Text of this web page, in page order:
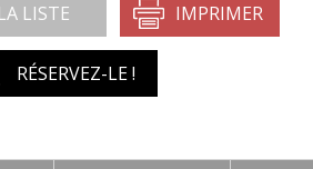
LISTE IMPRIMER
RÉSERVEZ-LE !